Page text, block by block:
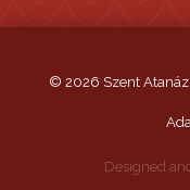
© 2026 Szent
Designed